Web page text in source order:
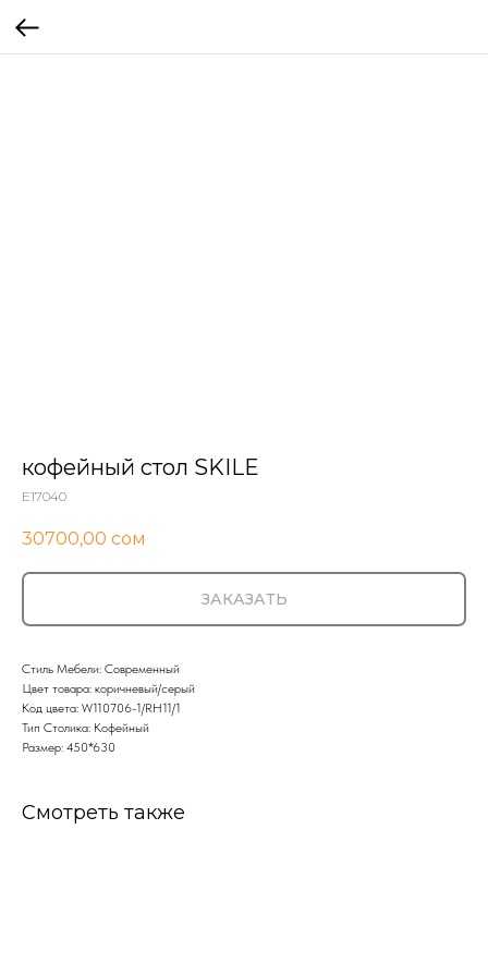
кофейный стол SKILE
E17040
30700,00 сом
ЗАКАЗАТЬ
Стиль Мебели: Современный
Цвет товара: коричневый/серый
Код цвета: W110706-1/RH11/1
Тип Столика: Кофейный
Размер: 450*630
Смотреть также